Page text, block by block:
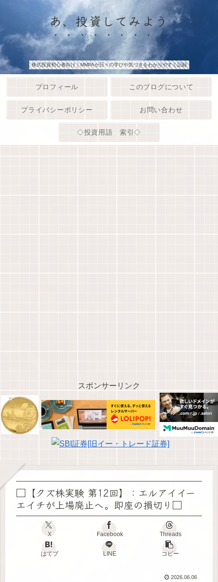
あ、投資してみよう
株式投資初心者向け｜MMPAが日々の学びや気づきをわかりやすく記録
プロフィール このブログについて
プライバシーポリシー お問い合わせ
◇投資用語 索引◇
スポンサーリンク
□【クズ株実験 第12回】：エルアイイー
エイチが上場廃止へ。即座の損切り□
X Facebook Threads
はてブ LINE コピー
2026.06.06